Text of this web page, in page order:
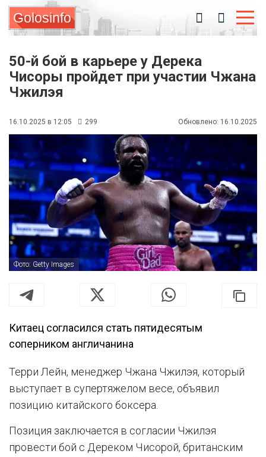
Golosinfo
50-й бой в карьере у Дерека
Чисоры пройдет при участии Чжана
Чжилэя
16.10.2025 в 12:05 299 Обновлено: 16.10.2025
Фото: Getty Images
Китаец согласился стать пятидесятым
соперником англичанина
Терри Лейн, менеджер Чжана Чжилэя, который
выступает в супертяжелом весе, объявил
позицию китайского боксера.
Позиция заключается в согласии Чжилэя
провести бой с Дереком Чисорой, британским